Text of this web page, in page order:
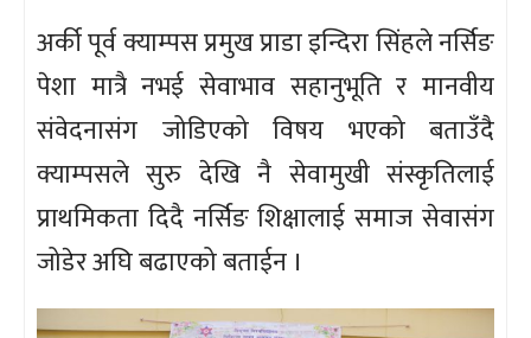
अर्की पूर्व क्याम्पस प्रमुख प्राडा इन्दिरा सिंहले नर्सिङ
पेशा मात्रै नभई सेवाभाव सहानुभूति र मानवीय
संवेदनासंग जोडिएको विषय भएको बताउँदै
क्याम्पसले सुरु देखि नै सेवामुखी संस्कृतिलाई
प्राथमिकता दिदै नर्सिङ शिक्षालाई समाज सेवासंग
जोडेर अघि बढाएको बताईन ।